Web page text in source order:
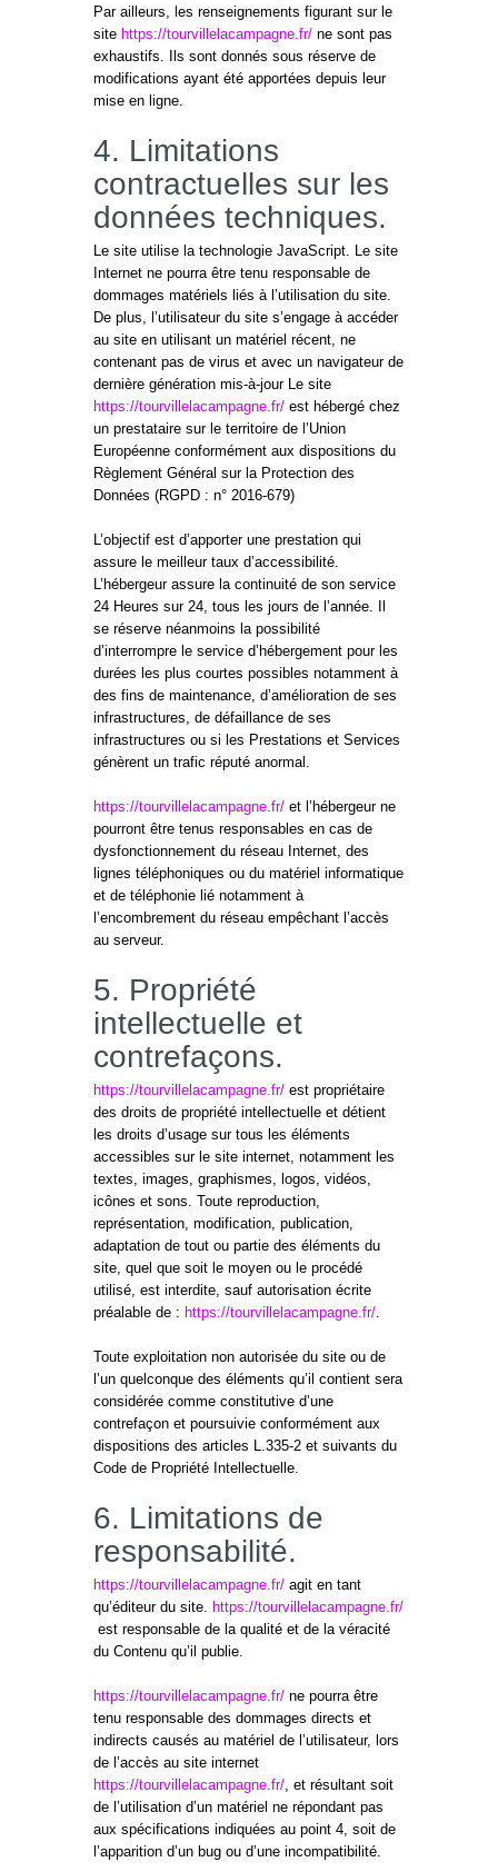
Par ailleurs, les renseignements figurant sur le
site https://tourvillelacampagne.fr/ ne sont pas
exhaustifs. Ils sont donnés sous réserve de
modifications ayant été apportées depuis leur
mise en ligne.
4. Limitations
contractuelles sur les
données techniques.
Le site utilise la technologie JavaScript. Le site
Internet ne pourra être tenu responsable de
dommages matériels liés à l’utilisation du site.
De plus, l’utilisateur du site s’engage à accéder
au site en utilisant un matériel récent, ne
contenant pas de virus et avec un navigateur de
dernière génération mis-à-jour Le site
https://tourvillelacampagne.fr/ est hébergé chez
un prestataire sur le territoire de l’Union
Européenne conformément aux dispositions du
Règlement Général sur la Protection des
Données (RGPD : n° 2016-679)
L’objectif est d’apporter une prestation qui
assure le meilleur taux d’accessibilité.
L’hébergeur assure la continuité de son service
24 Heures sur 24, tous les jours de l’année. Il
se réserve néanmoins la possibilité
d’interrompre le service d’hébergement pour les
durées les plus courtes possibles notamment à
des fins de maintenance, d’amélioration de ses
infrastructures, de défaillance de ses
infrastructures ou si les Prestations et Services
génèrent un trafic réputé anormal.
https://tourvillelacampagne.fr/ et l’hébergeur ne
pourront être tenus responsables en cas de
dysfonctionnement du réseau Internet, des
lignes téléphoniques ou du matériel informatique
et de téléphonie lié notamment à
l’encombrement du réseau empêchant l’accès
au serveur.
5. Propriété
intellectuelle et
contrefaçons.
https://tourvillelacampagne.fr/ est propriétaire
des droits de propriété intellectuelle et détient
les droits d’usage sur tous les éléments
accessibles sur le site internet, notamment les
textes, images, graphismes, logos, vidéos,
icônes et sons. Toute reproduction,
représentation, modification, publication,
adaptation de tout ou partie des éléments du
site, quel que soit le moyen ou le procédé
utilisé, est interdite, sauf autorisation écrite
préalable de : https://tourvillelacampagne.fr/.
Toute exploitation non autorisée du site ou de
l’un quelconque des éléments qu’il contient sera
considérée comme constitutive d’une
contrefaçon et poursuivie conformément aux
dispositions des articles L.335-2 et suivants du
Code de Propriété Intellectuelle.
6. Limitations de
responsabilité.
https://tourvillelacampagne.fr/ agit en tant
qu’éditeur du site. https://tourvillelacampagne.fr/
est responsable de la qualité et de la véracité
du Contenu qu’il publie.
https://tourvillelacampagne.fr/ ne pourra être
tenu responsable des dommages directs et
indirects causés au matériel de l’utilisateur, lors
de l’accès au site internet
https://tourvillelacampagne.fr/, et résultant soit
de l’utilisation d’un matériel ne répondant pas
aux spécifications indiquées au point 4, soit de
l’apparition d’un bug ou d’une incompatibilité.